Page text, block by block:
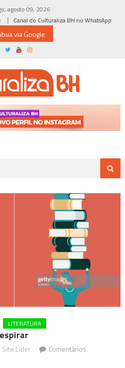
agosto 09, 2026
Canal do Culturaliza BH no WhatsApp
via Google
LITERATURA
Site Líder
Comentários